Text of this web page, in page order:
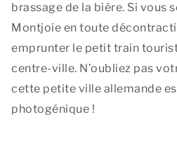
brassage de la bière. Si vous
Montjoie en toute
emprunter le petit train
centre-ville. N’oubliez pas
cette petite ville allemande
photogénique !